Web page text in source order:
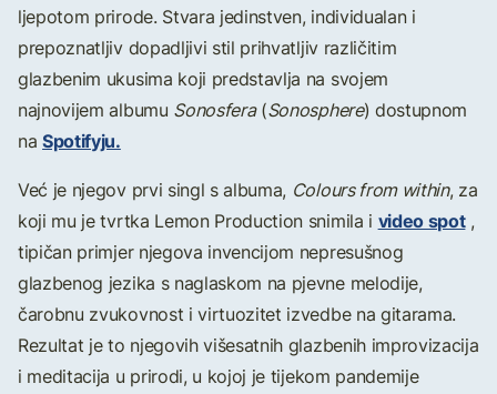
ljepotom prirode. Stvara jedinstven, individualan i
prepoznatljiv dopadljivi stil prihvatljiv različitim
glazbenim ukusima koji predstavlja na svojem
najnovijem albumu Sonosfera(Sonosphere) dostupnom
naSpotifyju.
Već je njegov prvi singl s albuma, Colours from within, za
koji mu je tvrtka Lemon Production snimila i video spot,
tipičan primjer njegova invencijom nepresušnog
glazbenog jezika s naglaskom na pjevne melodije,
čarobnu zvukovnost i virtuozitet izvedbe na gitarama.
Rezultat je to njegovih višesatnih glazbenih improvizacija
i meditacija u prirodi, u kojoj je tijekom pandemije